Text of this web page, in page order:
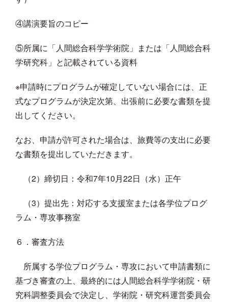
④講演要旨のコピー
⑤所属に「人間総合科学学術院」または「人間総合科
学研究科」と記載されている資料
※申請時にプログラムが確定していない場合には、正
式なプログラムが決定次第、出張前に必要な書類を提
出してください。
なお、申請が許可された場合は、旅費等の支出に必要
な書類を提出していただきます。
（2）締切日：令和7年10月22日（水）正午
（3）提出先：対応する支援室または各学位プログ
ラム・専攻事務室
６．審査方法
所属する学位プログラム・専攻において申請書類に
基づき審査の上、最終的には人間総合科学学術院・研
究科調整委員会で決定し、学術院・研究科運営委員会